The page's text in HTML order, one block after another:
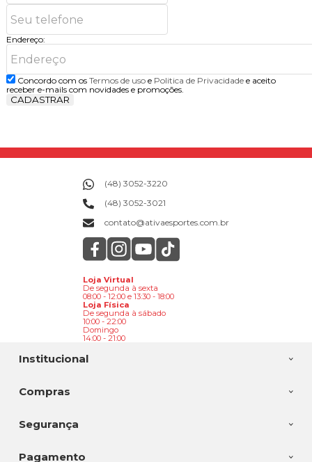
Endereço:
Concordo com os Termos de usoe Politica de Privacidadee aceito
receber e-mails com novidades e promoções.
CADASTRAR
Institucional
Compras
(48) 3052-3220
(48) 3052-3021
contato@ativaesportes.com.br
Loja Virtual
De segunda à sexta
08:00 - 12:00 e 13:30 - 18:00
Loja Física
De segunda à sábado
10:00 - 22:00
Domingo
14:00 - 21:00
Segurança
Pagamento